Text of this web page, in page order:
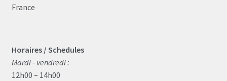
France
Horaires / Schedules
Mardi - vendredi :
12h00 – 14h00